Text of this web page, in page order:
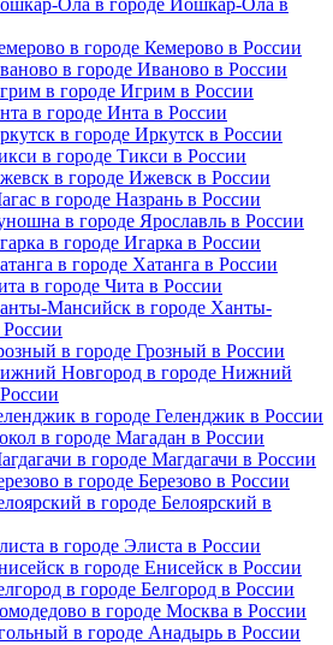
в городе Кемерово в России
в городе Иваново в России
в городе Игрим в России
в городе Инта в России
в городе Иркутск в России
в городе Тикси в России
в городе Ижевск в России
в городе Назрань в России
в городе Ярославль в России
в городе Игарка в России
в городе Хатанга в России
в городе Чита в России
Мансийск в городе Ханты-
в городе Грозный в России
Новгород в городе Нижний
в городе Геленджик в России
в городе Магадан в России
в городе Магдагачи в России
в городе Березово в России
в городе Белоярский в
в городе Элиста в России
в городе Енисейск в России
в городе Белгород в России
в городе Москва в России
в городе Анадырь в России